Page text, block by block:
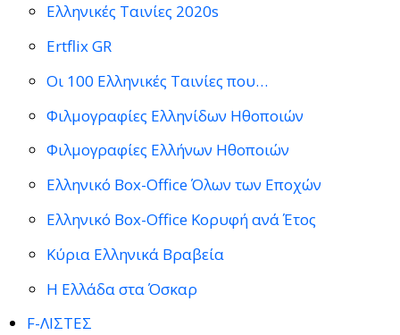
Ελληνικές Ταινίες 2020s
Ertflix GR
Οι 100 Ελληνικές Ταινίες που…
Φιλμογραφίες Ελληνίδων Ηθοποιών
Φιλμογραφίες Ελλήνων Ηθοποιών
Ελληνικό Box-Office Όλων των Εποχών
Ελληνικό Box-Office Κορυφή ανά Έτος
Κύρια Ελληνικά Βραβεία
Η Ελλάδα στα Όσκαρ
F-ΛΙΣΤΕΣ